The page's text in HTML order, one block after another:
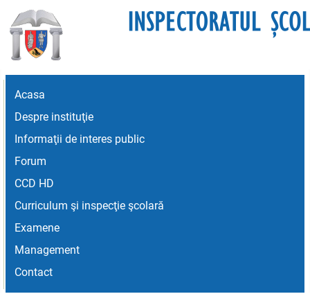
Acasa
Despre instituţie
Informaţii de interes public
Forum
CCD HD
Curriculum şi inspecţie şcolară
Examene
Management
Contact